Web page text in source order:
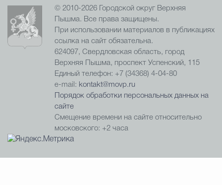
© 2010-2026 Городской округ Верхняя
Пышма. Все права защищены.
При использовании материалов в публикациях
ссылка на сайт обязательна.
624097, Свердловская область, город
Верхняя Пышма, проспект Успенский, 115
Единый телефон: +7 (34368) 4-04-80
e-mail: kontakt@movp.ru
Порядок обработки персональных данных на
сайте
Смещение времени на сайте относительно
московского: +2 часа